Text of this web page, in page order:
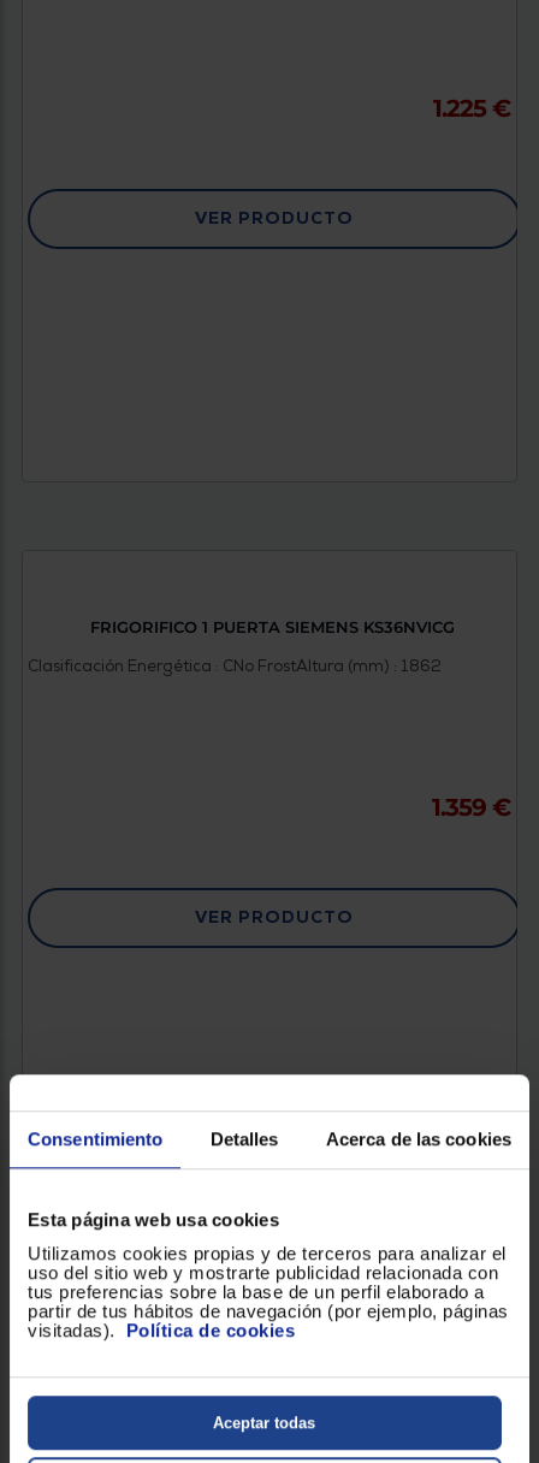
Consentimiento Detalles Acerca de las cookies
Esta página web usa cookies
Utilizamos cookies propias y de terceros para analizar el
uso del sitio web y mostrarte publicidad relacionada con
tus preferencias sobre la base de un perfil elaborado a
partir de tus hábitos de navegación (por ejemplo, páginas
visitadas). Política de cookies
Aceptar todas
1.225 €
VER PRODUCTO
FRIGORIFICO 1 PUERTA SIEMENS KS36NVICG
Clasificación Energética : CNo FrostAltura (mm) : 1862
1.359 €
VER PRODUCTO
FRIGORÍFICO COMBI SIEMENS KG49NVWDG